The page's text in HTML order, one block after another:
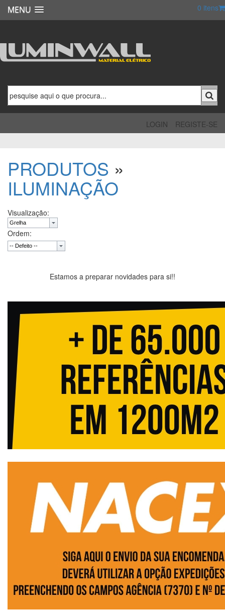
MENU 0 itens
LOGIN REGISTE-SE
PRODUTOS »
ILUMINAÇÃO
Visualização:
Ordem:
Estamos a preparar novidades para si!!